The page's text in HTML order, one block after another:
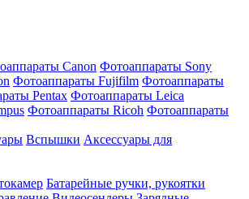
Canon Фотоаппараты Sony
Фотоаппараты Fujifilm Фотоаппараты
Pentax Фотоаппараты Leica
Фотоаппараты Ricoh Фотоаппараты
Вспышки Аксессуары для
Батарейные ручки, рукоятки